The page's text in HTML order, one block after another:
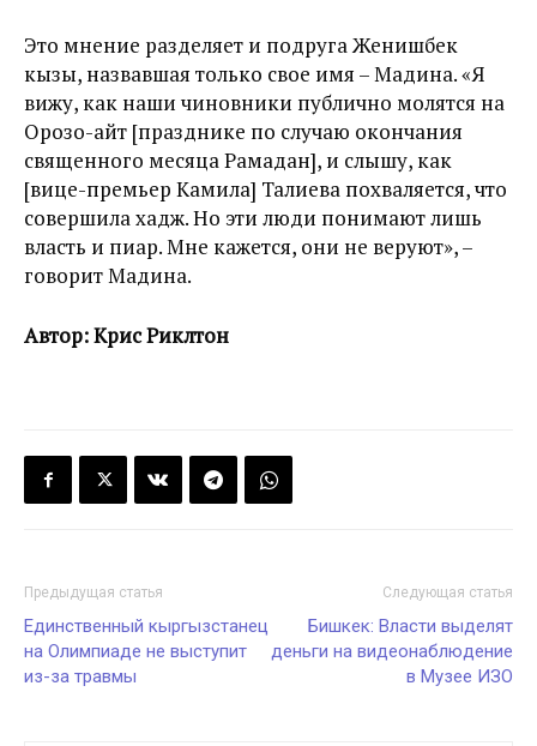
Это мнение разделяет и подруга Женишбек
кызы, назвавшая только свое имя – Мадина. «Я
вижу, как наши чиновники публично молятся на
Орозо-айт [празднике по случаю окончания
священного месяца Рамадан], и слышу, как
[вице-премьер Камила] Талиева похваляется, что
совершила хадж. Но эти люди понимают лишь
власть и пиар. Мне кажется, они не веруют», –
говорит Мадина.
Автор: Крис Риклтон
Предыдущая статья
Единственный кыргызстанец
на Олимпиаде не выступит
из-за травмы
Следующая статья
Бишкек: Власти выделят
деньги на видеонаблюдение
в Музее ИЗО